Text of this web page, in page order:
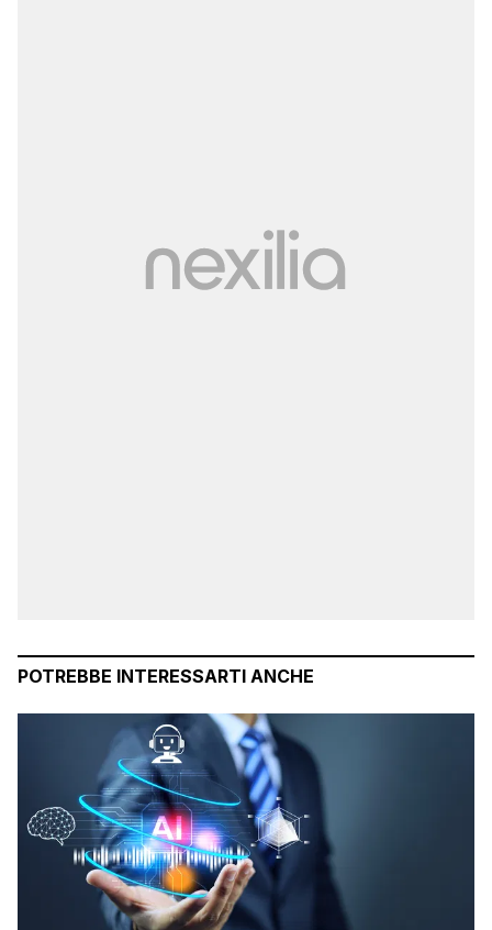
POTREBBE INTERESSARTI ANCHE